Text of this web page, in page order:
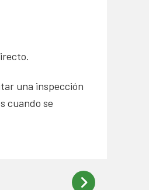
una inspección
cuando se